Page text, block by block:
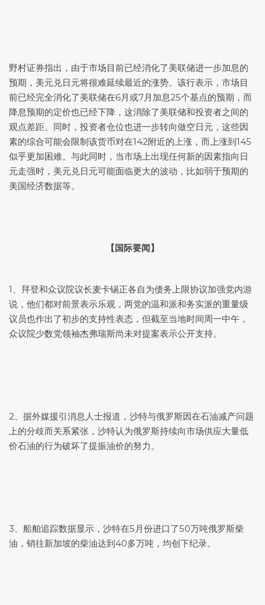
野村证券指出，由于市场目前已经消化了美联储进一步加息的
预期， 美元兑日元将很难延续最近的涨势。该行表示，市场目
前已经完全消化了美联储在6月或7月加息25个基点的预期，而
降息预期的定价也已经下降，这消除了美联储和投资者之间的
观点差距。同时，投资者仓位也进一步转向做空日元，这些因
素的综合可能会限制该货币对在142附近的上涨，而上涨到145
似乎更加困难。与此同时，当市场上出现任何新的因素指向日
元走强时， 美元兑日元可能面临更大的波动，比如弱于预期的
美国经济数据等。
【国际要闻】
1、拜登和众议院议长麦卡锡正各自为债务上限协议加强党内游
说，他们都对前景表示乐观，两党的温和派和务实派的重量级
议员也作出了初步的支持性表态，但截至当地时间周一中午，
众议院少数党领袖杰弗瑞斯尚未对提案表示公开支持。
2、据外媒援引消息人士报道，沙特与俄罗斯因在石油减产问题
上的分歧而关系紧张，沙特认为俄罗斯持续向市场供应大量低
价石油的行为破坏了提振油价的努力。
3、船舶追踪数据显示，沙特在5月份进口了50万吨俄罗斯柴
油，销往新加坡的柴油达到40多万吨，均创下纪录。